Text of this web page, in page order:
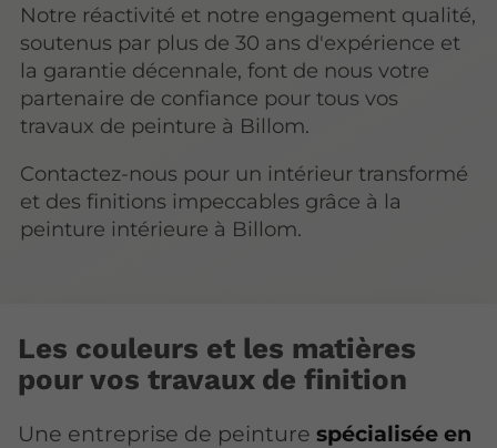
Notre réactivité et notre engagement qualité,
soutenus par plus de 30 ans d'expérience et
la garantie décennale, font de nous votre
partenaire de confiance pour tous vos
travaux de peinture à Billom.
Contactez-nous pour un intérieur transformé
et des finitions impeccables grâce à la
peinture intérieure à Billom.
Les couleurs et les matières
pour vos travaux de finition
Une entreprise de peinture spécialisée en